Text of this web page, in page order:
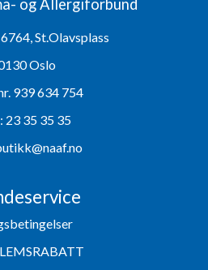
og Allergiforbund
St.Olavsplass
Oslo
939 634 754
23 35 35 35